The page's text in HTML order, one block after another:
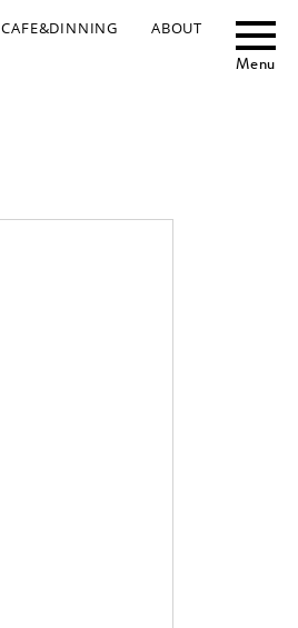
CAFE&DINNING ABOUT
Menu